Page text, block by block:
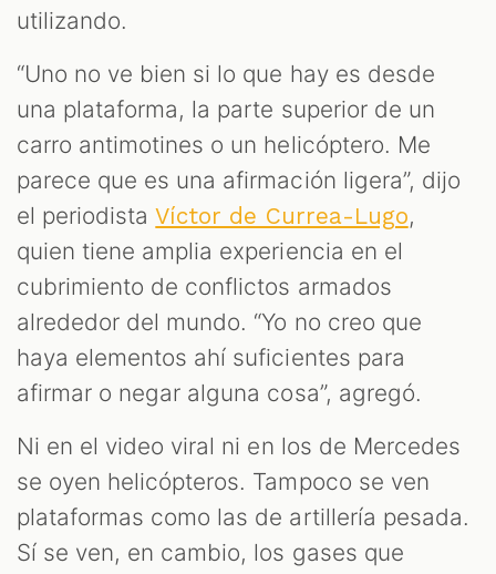
utilizando.
“Uno no ve bien si lo que hay es desde
una plataforma, la parte superior de un
carro antimotines o un helicóptero. Me
parece que es una afirmación ligera”, dijo
el periodistaVíctor de Currea-Lugo,
quien tiene amplia experiencia en el
cubrimiento de conflictos armados
alrededor del mundo. “Yo no creo que
haya elementos ahí suficientes para
afirmar o negar alguna cosa”, agregó.
Ni en el video viral ni en los de Mercedes
se oyen helicópteros. Tampoco se ven
plataformas como las de artillería pesada.
Sí se ven, en cambio, los gases que